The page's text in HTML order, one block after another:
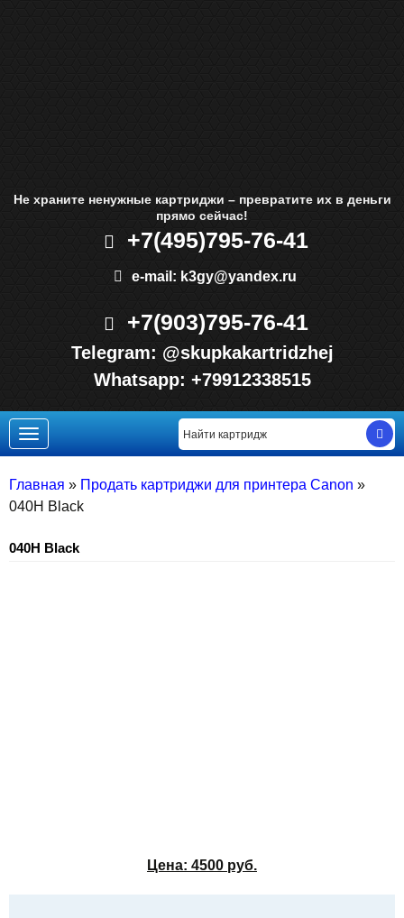
Не храните ненужные картриджи – превратите их в деньги
прямо сейчас!
+7(495)795-76-41
e-mail: k3gy@yandex.ru
+7(903)795-76-41
Telegram: @skupkakartridzhej
Whatsapp: +79912338515
Toggle
navigation
Главная » Продать картриджи для принтера Canon »
040H Black
040H Black
Цена: 4500 руб.